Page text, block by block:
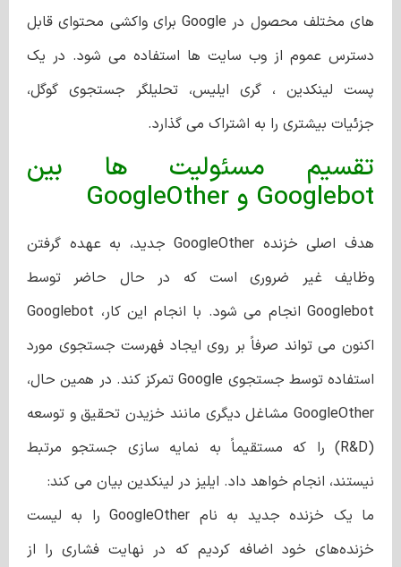
های مختلف محصول در Google برای واکشی محتوای قابل
دسترس عموم از وب سایت ها استفاده می شود. در یک
پست لینکدین ، گری ایلیس، تحلیلگر جستجوی گوگل،
جزئیات بیشتری را به اشتراک می گذارد.
تقسیم مسئولیت ها بین
Googlebot و GoogleOther
هدف اصلی خزنده GoogleOther جدید، به عهده گرفتن
وظایف غیر ضروری است که در حال حاضر توسط
Googlebot انجام می شود. با انجام این کار، Googlebot
اکنون می تواند صرفاً بر روی ایجاد فهرست جستجوی مورد
استفاده توسط جستجوی Google تمرکز کند. در همین حال،
GoogleOther مشاغل دیگری مانند خزیدن تحقیق و توسعه
(R&D) را که مستقیماً به نمایه سازی جستجو مرتبط
نیستند، انجام خواهد داد. ایلیز در لینکدین بیان می کند:
ما یک خزنده جدید به نام GoogleOther را به لیست
خزنده‌های خود اضافه کردیم که در نهایت فشاری را از